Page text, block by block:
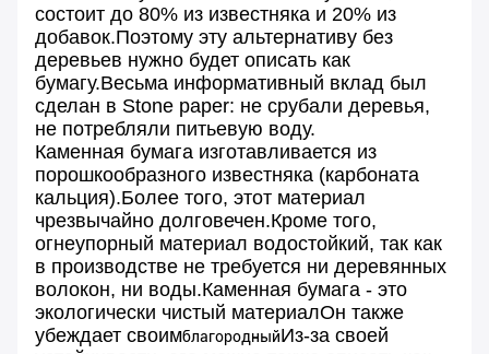
состоит до 80% из известняка и 20% из
добавок.Поэтому эту альтернативу без
деревьев нужно будет описать как
бумагу.Весьма информативный вклад был
сделан в Stone paper: не срубали деревья,
не потребляли питьевую воду.
Каменная бумага изготавливается из
порошкообразного известняка (карбоната
кальция).Более того, этот материал
чрезвычайно долговечен.Кроме того,
огнеупорный материал водостойкий, так как
в производстве не требуется ни деревянных
волокон, ни воды.Каменная бумага - это
экологически чистый материалОн также
убеждает своимблагородныйИз-за своей